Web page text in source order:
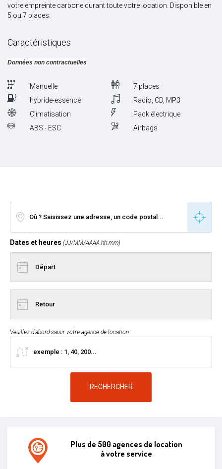
votre empreinte carbone durant toute votre location. Disponible en
5 ou 7 places.
Caractéristiques
Données non contractuelles
Manuelle
7 places
hybride-essence
Radio, CD, MP3
Climatisation
Pack électrique
ABS - ESC
Airbags
Dates et heures (JJ/MM/AAAA hh:mm)
Veuillez d'abord saisir votre agence de location
RECHERCHER
Plus de 500 agences de location
à votre service